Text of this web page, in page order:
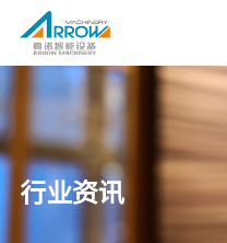
行业资讯